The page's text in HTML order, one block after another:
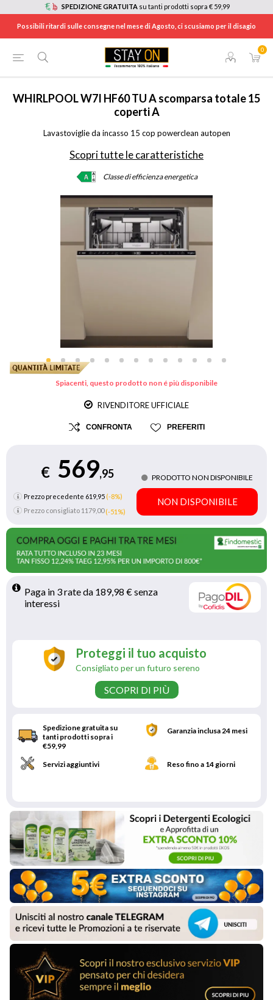
SPEDIZIONE GRATUITA su tanti prodotti sopra € 59,99
Possibili ritardi sulle consegne nel mese di Agosto, ci scusiamo per il disagio
0
ELETTRODOMESTICI / ELETTRODOMESTICI DA INCASSO
WHIRLPOOLW7I HF60 TU A scomparsa totale 15
coperti A
Lavastoviglie da incasso 15 cop powerclean autopen
Scopri tutte le caratteristiche
Classe di efficienza energetica
Spiacenti, questo prodotto non é più disponibile
RIVENDITORE UFFICIALE
CONFRONTA PREFERITI
€ 569,95
Prezzo precedente 619,95 (-8%)
Prezzo consigliato1179,00(-51%)
PRODOTTO NON DISPONIBILE
NON DISPONIBILE
Paga in 3 rate da 189,98 € senza
interessi
Proteggi il tuo acquisto
Consigliato per un futuro sereno
SCOPRI DI PIÙ
Spedizione gratuita su
tanti prodotti sopra i
€59,99
Garanzia inclusa 24 mesi
Servizi aggiuntivi Reso fino a 14 giorni